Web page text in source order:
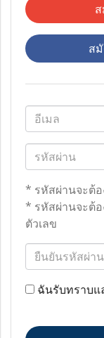
ส
* รหัสผ่านจะต้
* รหัสผ่านจะต้
ตัวเลข
ฉันรับทราบแ